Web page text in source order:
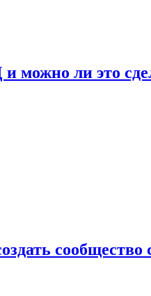
можно ли это